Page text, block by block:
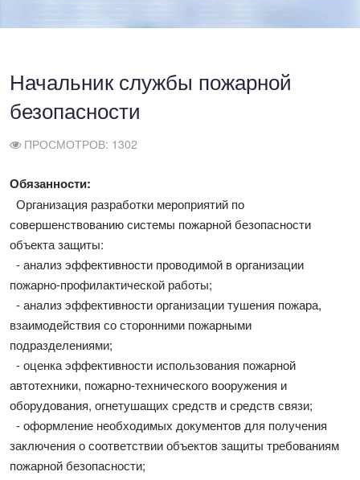
Начальник службы пожарной
безопасности
ПРОСМОТРОВ: 1302
Обязанности:
Организация разработки мероприятий по
совершенствованию системы пожарной безопасности
объекта защиты:
- анализ эффективности проводимой в организации
пожарно-профилактической работы;
- анализ эффективности организации тушения пожара,
взаимодействия со сторонними пожарными
подразделениями;
- оценка эффективности использования пожарной
автотехники, пожарно-технического вооружения и
оборудования, огнетушащих средств и средств связи;
- оформление необходимых документов для получения
заключения о соответствии объектов защиты требованиям
пожарной безопасности;